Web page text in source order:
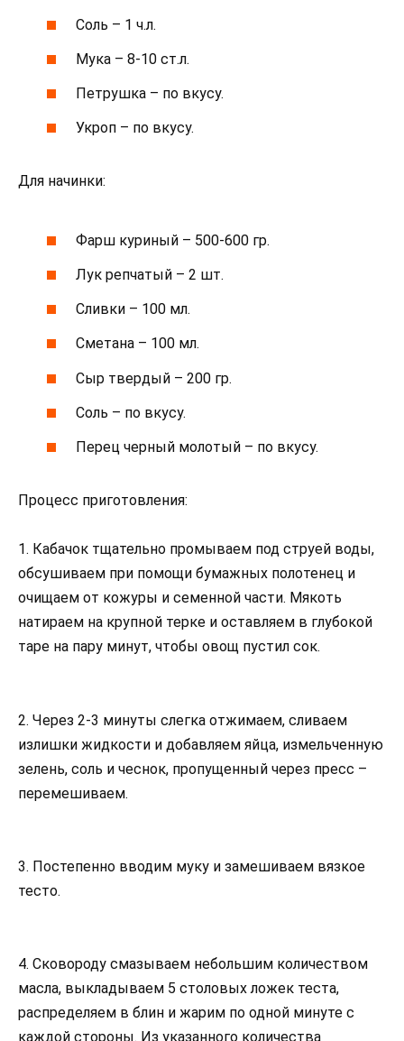
Соль – 1 ч.л.
Мука – 8-10 ст.л.
Петрушка – по вкусу.
Укроп – по вкусу.
Для начинки:
Фарш куриный – 500-600 гр.
Лук репчатый – 2 шт.
Сливки – 100 мл.
Сметана – 100 мл.
Сыр твердый – 200 гр.
Соль – по вкусу.
Перец черный молотый – по вкусу.
Процесс приготовления:
1. Кабачок тщательно промываем под струей воды,
обсушиваем при помощи бумажных полотенец и
очищаем от кожуры и семенной части. Мякоть
натираем на крупной терке и оставляем в глубокой
таре на пару минут, чтобы овощ пустил сок.
2. Через 2-3 минуты слегка отжимаем, сливаем
излишки жидкости и добавляем яйца, измельченную
зелень, соль и чеснок, пропущенный через пресс –
перемешиваем.
3. Постепенно вводим муку и замешиваем вязкое
тесто.
4. Сковороду смазываем небольшим количеством
масла, выкладываем 5 столовых ложек теста,
распределяем в блин и жарим по одной минуте с
каждой стороны. Из указанного количества